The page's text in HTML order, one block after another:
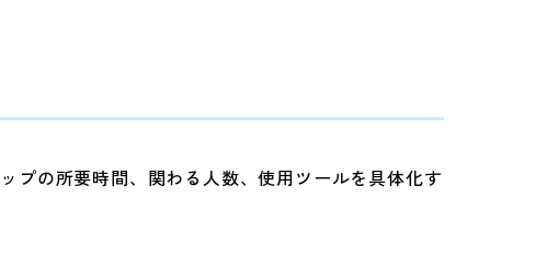
プの所要時間、関わる人数、使用ツールを具体化す